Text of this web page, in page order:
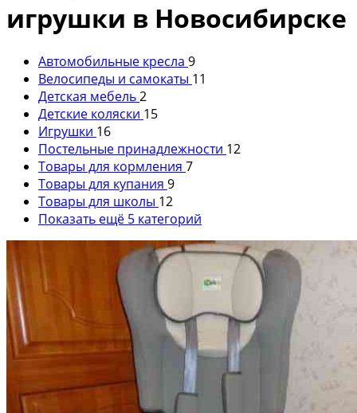
игрушки в Новосибирске
Автомобильные кресла 9
Велосипеды и самокаты 11
Детская мебель2
Детские коляски 15
Игрушки 16
Постельные принадлежности 12
Товары для кормления 7
Товары для купания 9
Товары для школы 12
Показать ещё 5 категорий